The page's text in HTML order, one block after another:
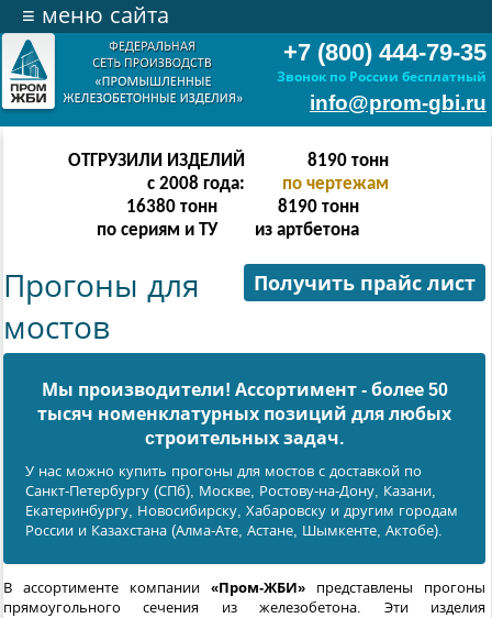
+7 (800) 444-79-35
Звонок по России бесплатный
info@prom-gbi.ru
≡ меню сайта
ОТГРУЗИЛИ ИЗДЕЛИЙ
с 2008 года:
16382тонн
по чертежам
32764 тонн
по сериям и ТУ
16382 тонн
из артбетона
Получить прайс лист
Прогоны для
мостов
Мы производители! Ассортимент - более 50
тысяч номенклатурных позиций для любых
cтроительных задач.
У нас можно купить прогоны для мостов с доставкой по
Санкт-Петербургу (СПб), Москве, Ростову-на-Дону, Казани,
Екатеринбургу, Новосибирску, Хабаровску и другим городам
России и Казахстана (Алма-Ате, Астане, Шымкенте, Актобе).
В ассортименте компании «Пром-ЖБИ» представлены прогоны
прямоугольного сечения из железобетона. Эти изделия